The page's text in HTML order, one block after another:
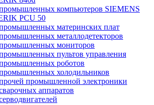
компьютеров SIEMENS
PCU 50
материнских плат
металлодетекторов
мониторов
пультов управления
роботов
холодильников
промышленной электроники
аппаратов